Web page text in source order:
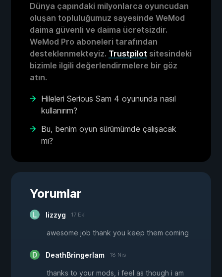
Dünya çapındaki milyonlarca oyuncudan
oluşan topluluğumuz sayesinde WeMod
daima güvenli ve daima ücretsizdir.
WeMod Pro aboneleri tarafından
desteklenmekteyiz. Trustpilot sitesindeki
bizimle ilgili değerlendirmelere bir göz
atın.
Hileleri Serious Sam 4 oyununda nasıl
kullanırım?
Bu, benim oyun sürümümde çalışacak
mı?
Yorumlar
lizzyg 17 Eki
awesome job thank you keep them coming
DeathBringerIam 18 Nis
thanks to your mods, i feel as though i am